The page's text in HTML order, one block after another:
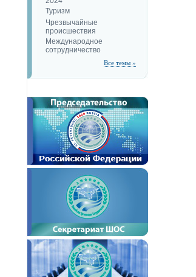
Туризм
Чрезвычайные
происшествия
Международное
сотрудничество
Все темы »